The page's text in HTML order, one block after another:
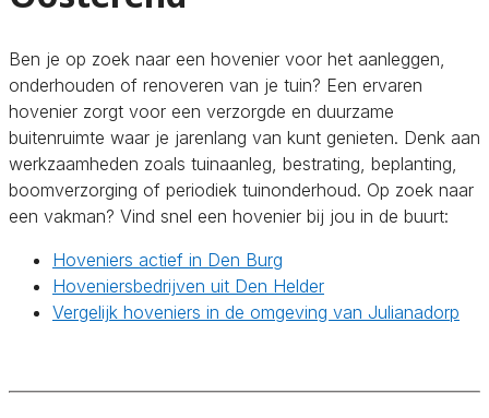
Ben je op zoek naar een hovenier voor het aanleggen,
onderhouden of renoveren van je tuin? Een ervaren
hovenier zorgt voor een verzorgde en duurzame
buitenruimte waar je jarenlang van kunt genieten. Denk aan
werkzaamheden zoals tuinaanleg, bestrating, beplanting,
boomverzorging of periodiek tuinonderhoud. Op zoek naar
een vakman? Vind snel een hovenier bij jou in de buurt:
Hoveniers actief in Den Burg
Hoveniersbedrijven uit Den Helder
Vergelijk hoveniers in de omgeving van Julianadorp